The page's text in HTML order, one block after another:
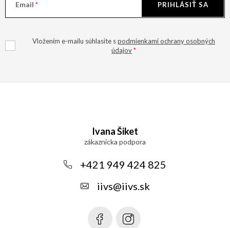
Email
Vložením e-mailu súhlasíte spodmienkami ochrany osobných
údajov
PRIHLÁSIŤ SA
Ivana Šiket
+421 949 424 825
iivs@iivs.sk